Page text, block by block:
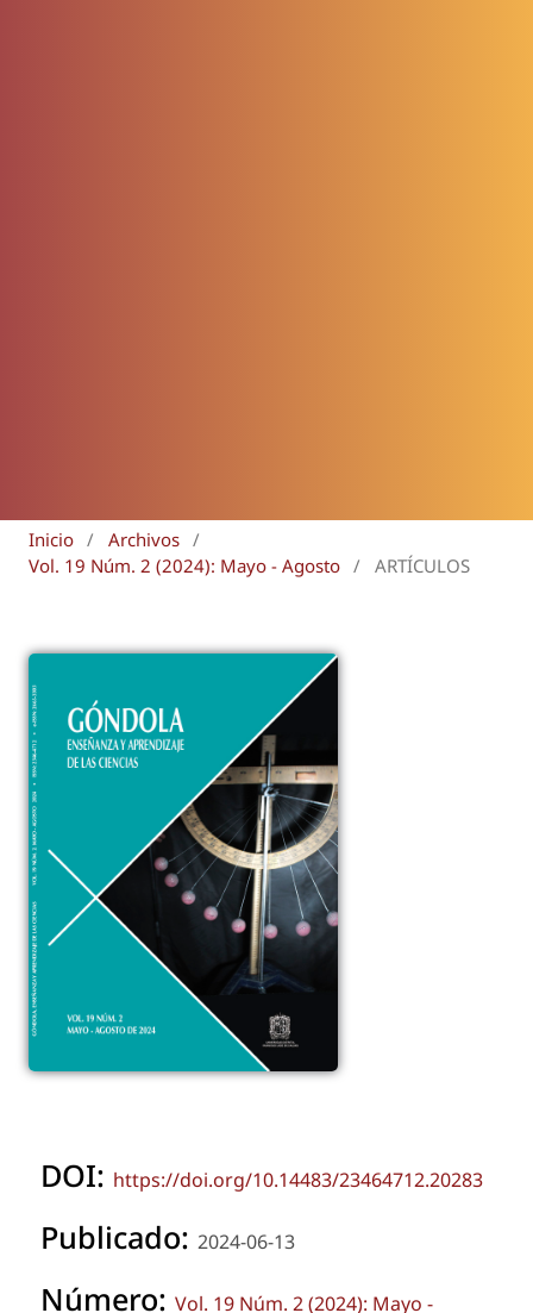
Inicio / Archivos /
Vol. 19 Núm. 2 (2024): Mayo - Agosto / ARTÍCULOS
DOI: https://doi.org/10.14483/23464712.20283
Publicado: 2024-06-13
Número: Vol. 19 Núm. 2 (2024): Mayo -